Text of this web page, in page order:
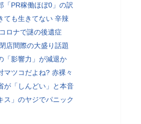
「PR稼働ほぼ0」の訳
ても生きてない 辛辣
ロナで謎の後遺症
店間際の大盛り話題
「影響力」が減退か
マツコだよね? 赤裸々
が「しんどい」と本音
ス」のヤジでパニック